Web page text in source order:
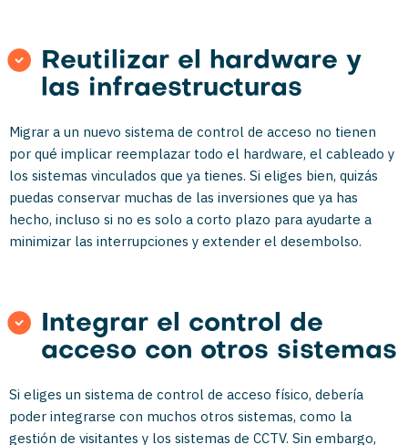
Reutilizar el hardware y
las infraestructuras
Migrar a un nuevo sistema de control de acceso no tienen
por qué implicar reemplazar todo el hardware, el cableado y
los sistemas vinculados que ya tienes. Si eliges bien, quizás
puedas conservar muchas de las inversiones que ya has
hecho, incluso si no es solo a corto plazo para ayudarte a
minimizar las interrupciones y extender el desembolso.
Integrar el control de
acceso con otros sistemas
Si eliges un sistema de control de acceso físico, debería
poder integrarse con muchos otros sistemas, como la
gestión de visitantes y los sistemas de CCTV. Sin embargo,